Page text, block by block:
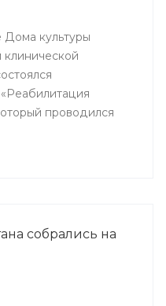
Дома культуры
проводился
средние
собрались на